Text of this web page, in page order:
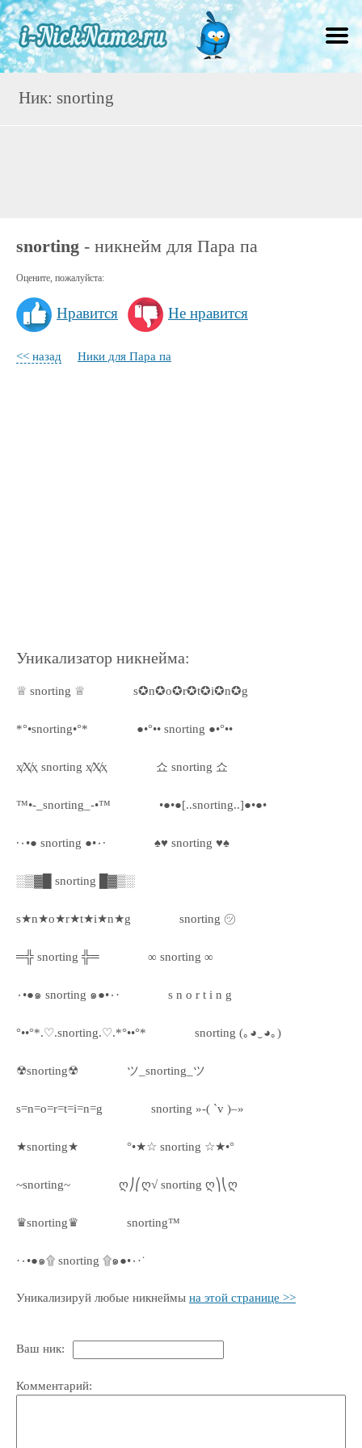
Ник: snorting
snorting - никнейм для Пара па
Оцените, пожалуйста:
Нравится Не нравится
<< назад Ники для Пара па
Уникализатор никнейма:
♕ snorting ♕ s✪n✪o✪r✪t✪i✪n✪g
*°•snorting•°* ●•°•• snorting ●•°••
ҳ̸Ҳ̸ҳ snorting ҳ̸Ҳ̸ҳ 쇼 snorting 쇼
™•-_snorting_-•™ •●•●[..snorting..]●•●•
·٠•● snorting ●•٠· ♠♥ snorting ♥♠
░▒▓█ snorting █▓▒░
s★n★o★r★t★i★n★g snorting ㋡
═╬ snorting ╬═ ∞ snorting ∞
٠•●๑ snorting ๑●•٠· s n o r t i n g
°••°*.♡.snorting.♡.*°••°* snorting (｡◕‿◕｡)
☢snorting☢ ツ_snorting_ツ
s=n=o=r=t=i=n=g snorting »-( `v )–»
★snorting★ °•★☆ snorting ☆★•°
~snorting~ ღ⎠⎛ღ√ snorting ღ⎞⎝ღ
♛snorting♛ snorting™
·٠•●๑۩ snorting ۩๑●•٠·˙
Уникализируй любые никнеймы на этой странице >>
Ваш ник:
Комментарий: